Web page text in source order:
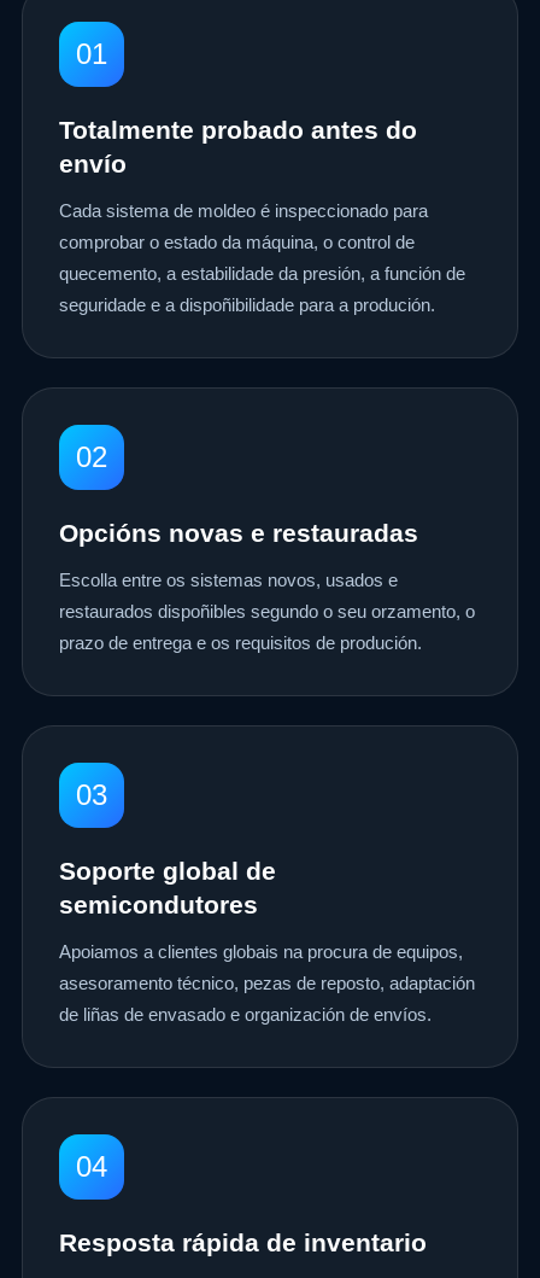
01
Totalmente probado antes do
envío
Cada sistema de moldeo é inspeccionado para
comprobar o estado da máquina, o control de
quecemento, a estabilidade da presión, a función de
seguridade e a dispoñibilidade para a produción.
02
Opcións novas e restauradas
Escolla entre os sistemas novos, usados ​​e
restaurados dispoñibles segundo o seu orzamento, o
prazo de entrega e os requisitos de produción.
03
Soporte global de
semicondutores
Apoiamos a clientes globais na procura de equipos,
asesoramento técnico, pezas de reposto, adaptación
de liñas de envasado e organización de envíos.
04
Resposta rápida de inventario